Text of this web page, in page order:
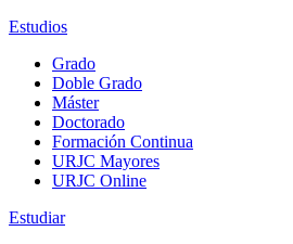
Estudios
Grado
Doble Grado
Máster
Doctorado
Formación Continua
URJC Mayores
URJC Online
Estudiar